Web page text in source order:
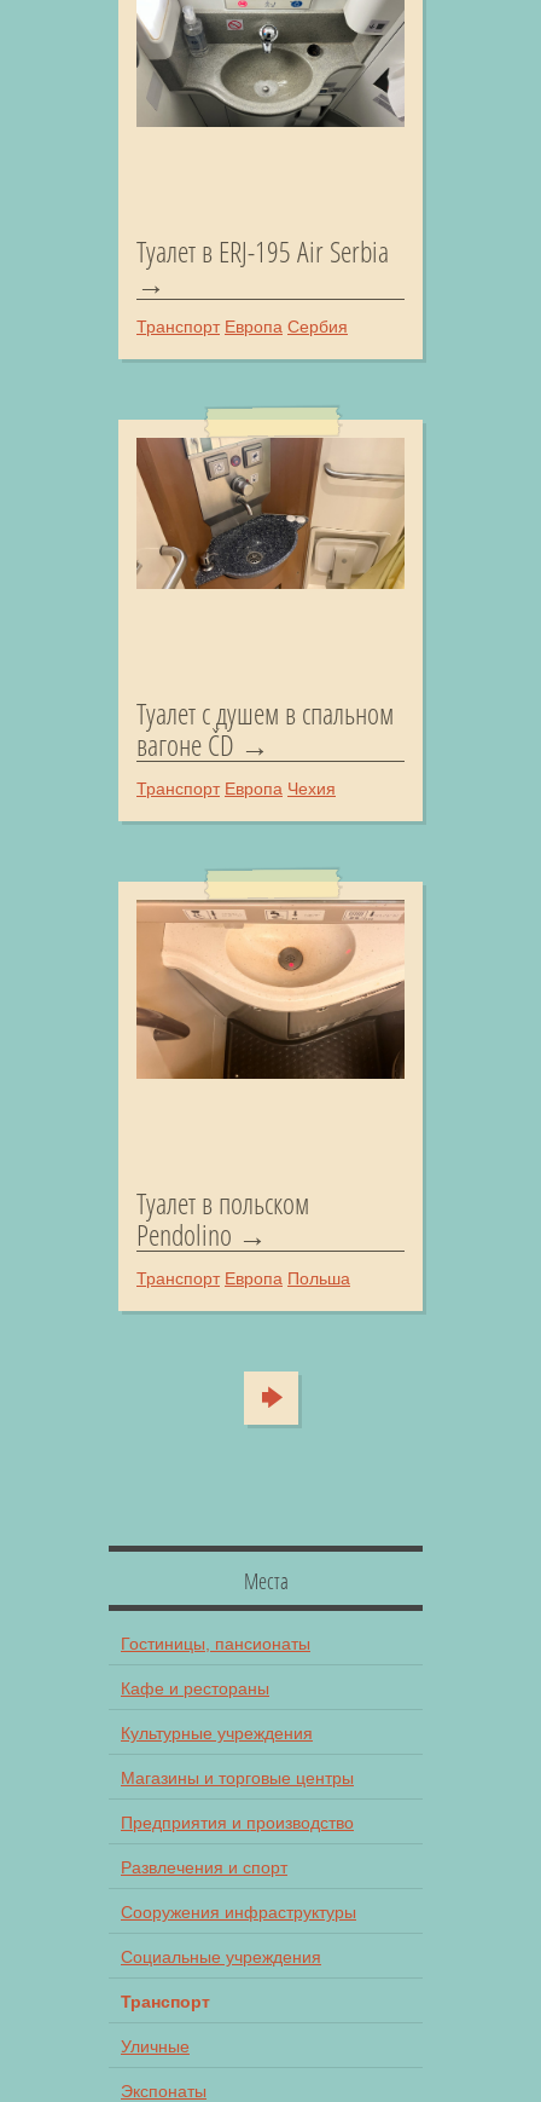
Туалет в ERJ-195 Air Serbia
Транспорт Европа Сербия
Туалет с душем в спальном
вагоне ČD
Транспорт Европа Чехия
Туалет в польском
Pendolino
Транспорт Европа Польша
Места
Гостиницы, пансионаты
Кафе и рестораны
Культурные учреждения
Магазины и торговые центры
Предприятия и производство
Развлечения и спорт
Сооружения инфраструктуры
Социальные учреждения
Транспорт
Уличные
Экспонаты